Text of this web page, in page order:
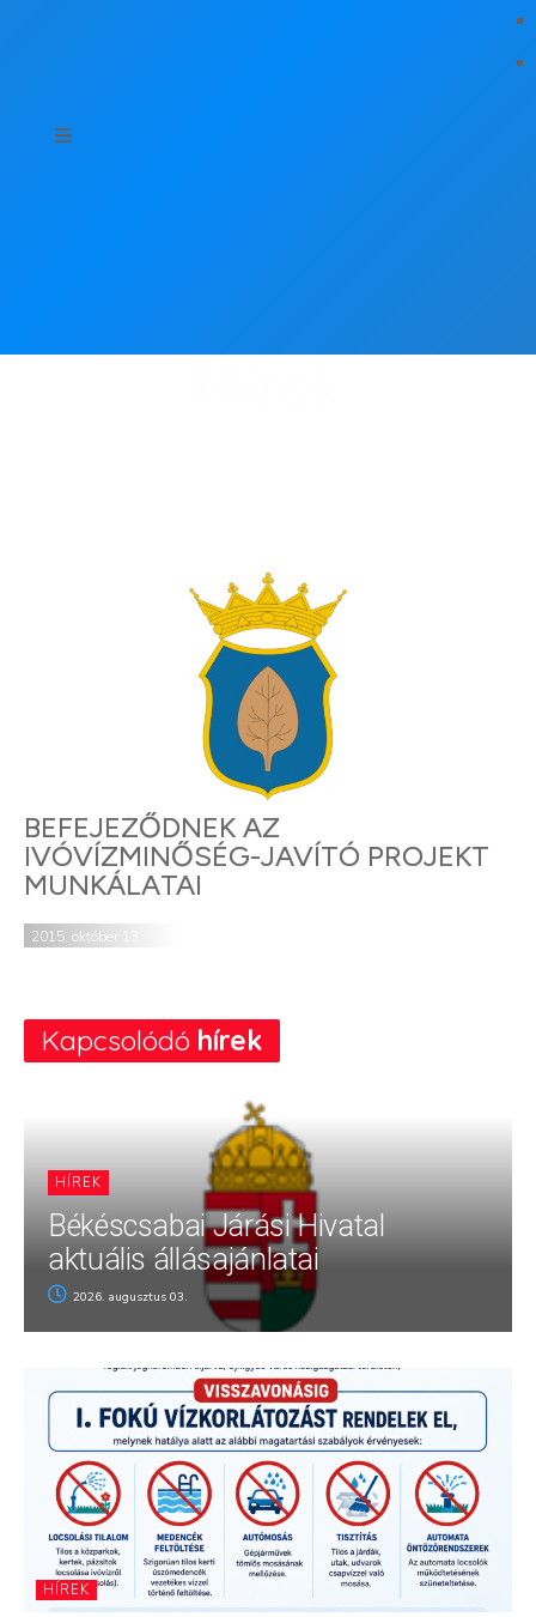
BEFEJEZŐDNEK AZ
IVÓVÍZMINŐSÉG-JAVÍTÓ PROJEKT
MUNKÁLATAI
2015. október 13.
Kapcsolódó hírek
HÍREK
Békéscsabai Járási Hivatal
aktuális állásajánlatai
2026. augusztus 03.
HÍREK